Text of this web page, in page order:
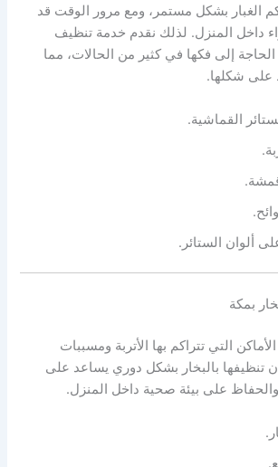
الغبار بشكل مستمر، ومع مرور الوقت قد
داخل المنزل. لذلك نقدم خدمة تنظيف
الحاجة إلى فكها في كثير من الحالات، مما
على شكلها.
القماشية.
ألوان الستائر.
بمكة
التي تتراكم بها الأتربة ومسببات
تنظيفها بالبخار بشكل دوري يساعد على
على بيئة صحية داخل المنزل.